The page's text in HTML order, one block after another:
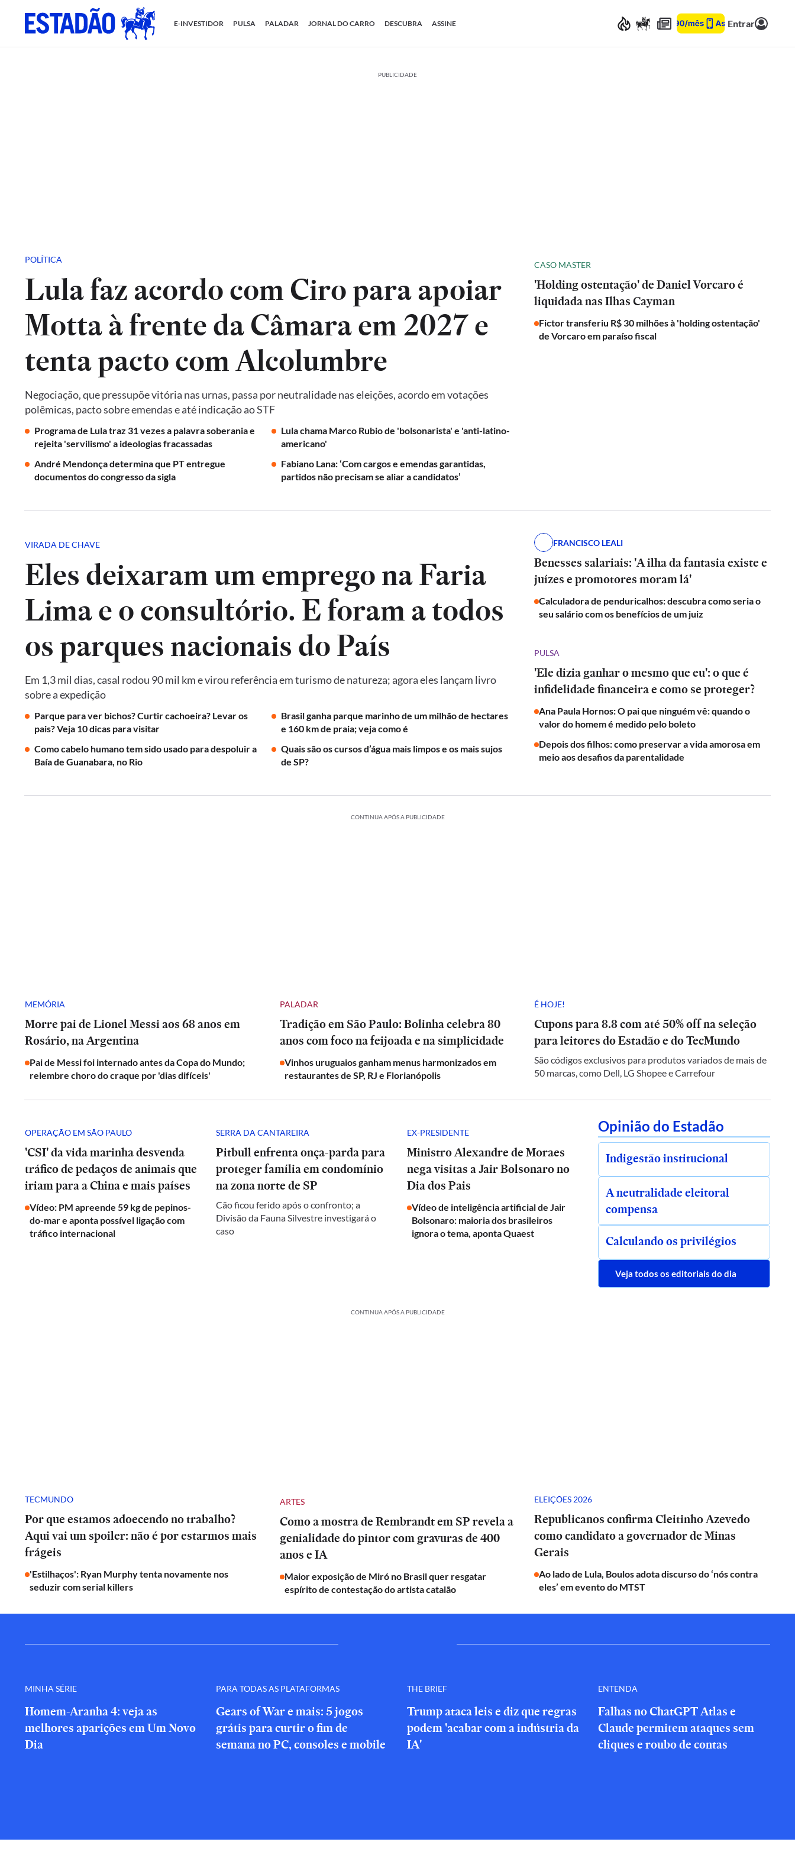
E-INVESTIDOR PULSA PALADAR JORNAL DO CARRO DESCUBRA ASSINE Entrar
PUBLICIDADE
POLÍTICA
Lula faz acordo com Ciro para apoiar
Motta à frente da Câmara em 2027 e
tenta pacto com Alcolumbre
Negociação, que pressupõe vitória nas urnas, passa por neutralidade nas eleições, acordo em votações
polêmicas, pacto sobre emendas e até indicação ao STF
Programa de Lula traz 31 vezes a palavra soberania e
rejeita 'servilismo' a ideologias fracassadas
Lula chama Marco Rubio de 'bolsonarista' e 'anti-latino-
americano'
André Mendonça determina que PT entregue
documentos do congresso da sigla
Fabiano Lana: ‘Com cargos e emendas garantidas,
partidos não precisam se aliar a candidatos’
CASO MASTER
'Holding ostentação' de Daniel Vorcaro é
liquidada nas Ilhas Cayman
Fictor transferiu R$ 30 milhões à 'holding ostentação'
de Vorcaro em paraíso fiscal
VIRADA DE CHAVE
Eles deixaram um emprego na Faria
Lima e o consultório. E foram a todos
os parques nacionais do País
Em 1,3 mil dias, casal rodou 90 mil km e virou referência em turismo de natureza; agora eles lançam livro
sobre a expedição
Parque para ver bichos? Curtir cachoeira? Levar os
pais? Veja 10 dicas para visitar
Brasil ganha parque marinho de um milhão de hectares
e 160 km de praia; veja como é
Como cabelo humano tem sido usado para despoluir a
Baía de Guanabara, no Rio
Quais são os cursos d’água mais limpos e os mais sujos
de SP?
FRANCISCO LEALI
Benesses salariais: 'A ilha da fantasia existe e
juízes e promotores moram lá'
Calculadora de penduricalhos: descubra como seria o
seu salário com os benefícios de um juiz
PULSA
'Ele dizia ganhar o mesmo que eu': o que é
infidelidade financeira e como se proteger?
Ana Paula Hornos: O pai que ninguém vê: quando o
valor do homem é medido pelo boleto
Depois dos filhos: como preservar a vida amorosa em
meio aos desafios da parentalidade
CONTINUA APÓS A PUBLICIDADE
MEMÓRIA
Morre pai de Lionel Messi aos 68 anos em
Rosário, na Argentina
Pai de Messi foi internado antes da Copa do Mundo;
relembre choro do craque por 'dias difíceis'
PALADAR
Tradição em São Paulo: Bolinha celebra 80
anos com foco na feijoada e na simplicidade
Vinhos uruguaios ganham menus harmonizados em
restaurantes de SP, RJ e Florianópolis
É HOJE!
Cupons para 8.8 com até 50% off na seleção
para leitores do Estadão e do TecMundo
São códigos exclusivos para produtos variados de mais de
50 marcas, como Dell, LG Shopee e Carrefour
OPERAÇÃO EM SÃO PAULO
'CSI' da vida marinha desvenda
tráfico de pedaços de animais que
iriam para a China e mais países
Vídeo: PM apreende 59 kg de pepinos-
do-mar e aponta possível ligação com
tráfico internacional
SERRA DA CANTAREIRA
Pitbull enfrenta onça-parda para
proteger família em condomínio
na zona norte de SP
Cão ficou ferido após o confronto; a
Divisão da Fauna Silvestre investigará o
caso
EX-PRESIDENTE
Ministro Alexandre de Moraes
nega visitas a Jair Bolsonaro no
Dia dos Pais
Vídeo de inteligência artificial de Jair
Bolsonaro: maioria dos brasileiros
ignora o tema, aponta Quaest
Opinião do Estadão
Indigestão institucional
A neutralidade eleitoral
compensa
Calculando os privilégios
Veja todos os editoriais do dia
CONTINUA APÓS A PUBLICIDADE
TECMUNDO
Por que estamos adoecendo no trabalho?
Aqui vai um spoiler: não é por estarmos mais
frágeis
'Estilhaços': Ryan Murphy tenta novamente nos
seduzir com serial killers
ARTES
Como a mostra de Rembrandt em SP revela a
genialidade do pintor com gravuras de 400
anos e IA
Maior exposição de Miró no Brasil quer resgatar
espírito de contestação do artista catalão
ELEIÇÕES 2026
Republicanos confirma Cleitinho Azevedo
como candidato a governador de Minas
Gerais
Ao lado de Lula, Boulos adota discurso do ‘nós contra
eles’ em evento do MTST
MINHA SÉRIE
Homem-Aranha 4: veja as
melhores aparições em Um Novo
Dia
PARA TODAS AS PLATAFORMAS
Gears of War e mais: 5 jogos
grátis para curtir o fim de
semana no PC, consoles e mobile
THE BRIEF
Trump ataca leis e diz que regras
podem 'acabar com a indústria da
IA'
ENTENDA
Falhas no ChatGPT Atlas e
Claude permitem ataques sem
cliques e roubo de contas